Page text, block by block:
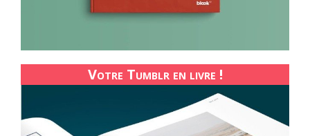
Votre Tumblr en livre !